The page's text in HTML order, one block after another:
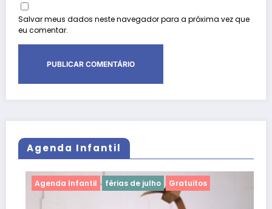
Salvar meus dados neste navegador para a próxima vez que
eu comentar.
Agenda Infantil
férias de julho Gratuitos